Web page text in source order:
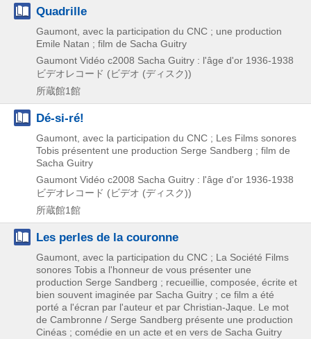
Quadrille
Gaumont, avec la participation du CNC ; une production
Emile Natan ; film de Sacha Guitry
Gaumont Vidéo c2008 Sacha Guitry : l'âge d'or 1936-1938
ビデオレコード (ビデオ (ディスク))
所蔵館1館
Dé-si-ré!
Gaumont, avec la participation du CNC ; Les Films sonores
Tobis présentent une production Serge Sandberg ; film de
Sacha Guitry
Gaumont Vidéo c2008 Sacha Guitry : l'âge d'or 1936-1938
ビデオレコード (ビデオ (ディスク))
所蔵館1館
Les perles de la couronne
Gaumont, avec la participation du CNC ; La Société Films
sonores Tobis a l'honneur de vous présenter une
production Serge Sandberg ; recueillie, composée, écrite et
bien souvent imaginée par Sacha Guitry ; ce film a été
porté a l'écran par l'auteur et par Christian-Jaque. Le mot
de Cambronne / Serge Sandberg présente une production
Cinéas ; comédie en un acte et en vers de Sacha Guitry